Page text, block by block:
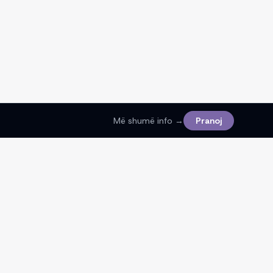
Më shumë info → Pranoj